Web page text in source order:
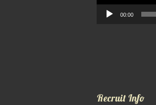
00:00
Recruit Info